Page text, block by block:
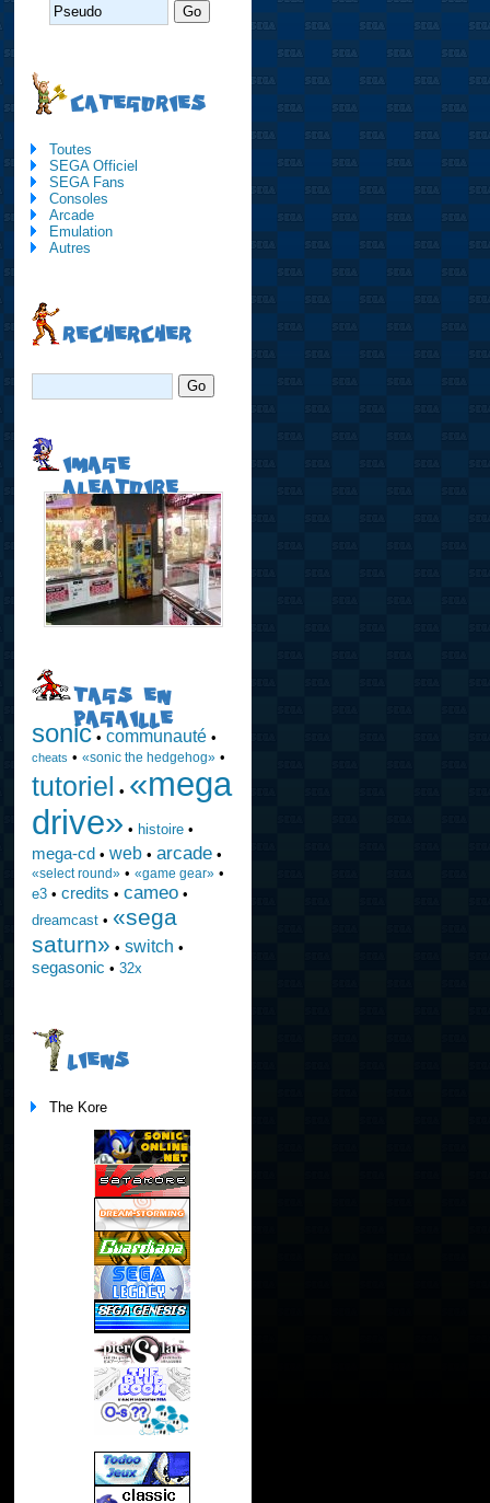
CATEGORIES
Toutes
SEGA Officiel
SEGA Fans
Consoles
Arcade
Emulation
Autres
RECHERCHER
IMAGE
ALEATOIRE
TAGS EN
PAGAILLE
sonic• communauté•
cheats • «sonic the hedgehog»•
tutoriel • «mega
drive» • histoire•
mega-cd • web• arcade•
«select round»• «game gear»•
e3• credits • cameo•
dreamcast• «sega
saturn» • switch •
segasonic • 32x
LIENS
The Kore